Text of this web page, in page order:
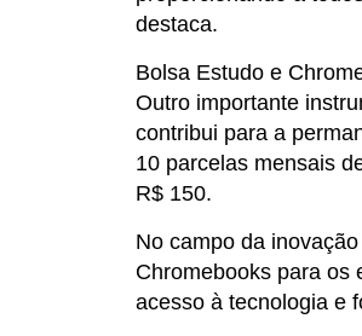
destaca.
Bolsa Estudo e
Outro importante
contribui para a
10 parcelas mensais
R$ 150.
No campo da
Chromebooks para os
acesso à tecnologia e